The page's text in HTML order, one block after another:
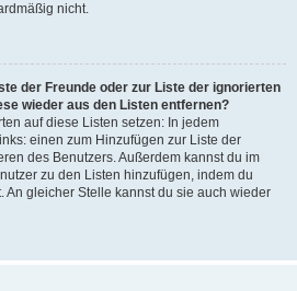
nicht.
der Freunde oder zur Liste der ignorierten
wieder aus den Listen entfernen?
auf diese Listen setzen: In jedem
einen zum Hinzufügen zur Liste der
des Benutzers. Außerdem kannst du im
zu den Listen hinzufügen, indem du
An gleicher Stelle kannst du sie auch wieder